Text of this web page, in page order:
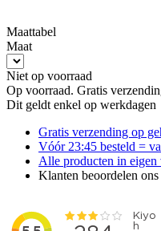
Maattabel
Maat
Niet op voorraad
Op voorraad. Gratis
Dit geldt enkel op werkdagen
Gratis verzending op
Vóór 23:45 besteld =
Alle producten in eigen
Klanten beoordelen ons